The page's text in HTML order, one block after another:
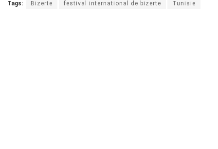
Tags: Bizerte festival international de bizerte Tunisie